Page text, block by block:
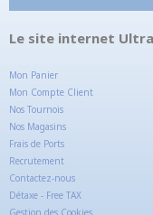
Le site internet
Mon Panier
Mon Compte Client
Nos Tournois
Nos Magasins
Frais de Ports
Recrutement
Contactez-nous
Détaxe - Free TAX
Gestion des Cookies